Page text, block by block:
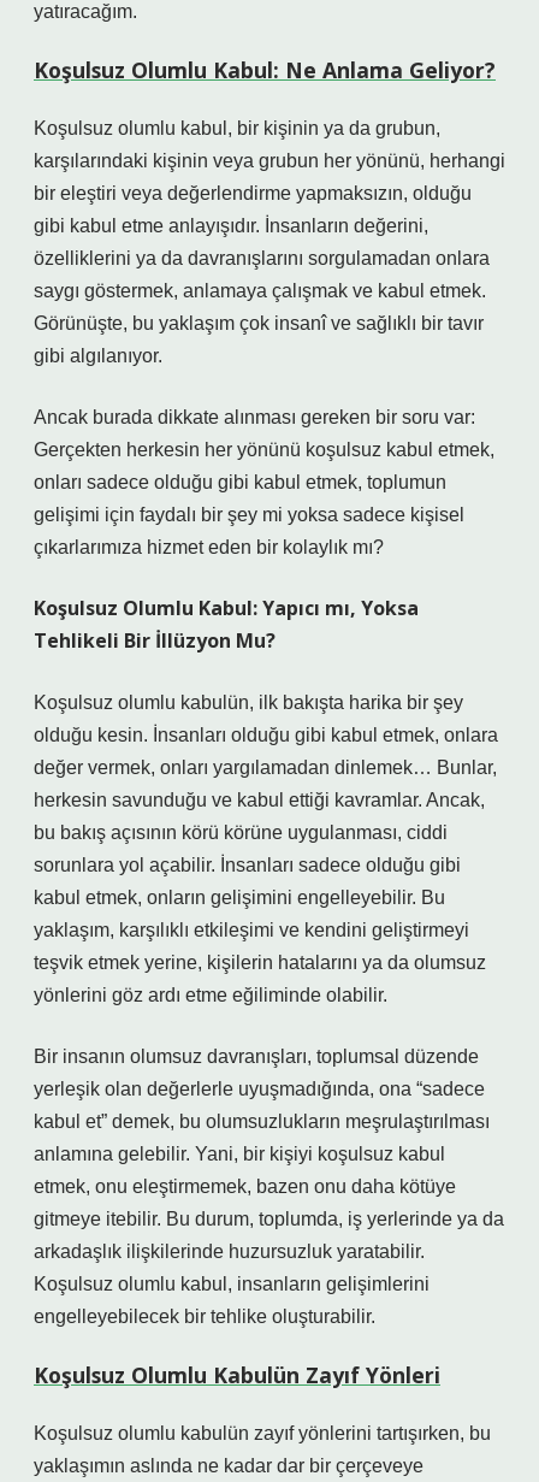
yatıracağım.
Koşulsuz Olumlu Kabul: Ne Anlama Geliyor?
Koşulsuz olumlu kabul, bir kişinin ya da grubun,
karşılarındaki kişinin veya grubun her yönünü, herhangi
bir eleştiri veya değerlendirme yapmaksızın, olduğu
gibi kabul etme anlayışıdır. İnsanların değerini,
özelliklerini ya da davranışlarını sorgulamadan onlara
saygı göstermek, anlamaya çalışmak ve kabul etmek.
Görünüşte, bu yaklaşım çok insanî ve sağlıklı bir tavır
gibi algılanıyor.
Ancak burada dikkate alınması gereken bir soru var:
Gerçekten herkesin her yönünü koşulsuz kabul etmek,
onları sadece olduğu gibi kabul etmek, toplumun
gelişimi için faydalı bir şey mi yoksa sadece kişisel
çıkarlarımıza hizmet eden bir kolaylık mı?
Koşulsuz Olumlu Kabul: Yapıcı mı, Yoksa
Tehlikeli Bir İllüzyon Mu?
Koşulsuz olumlu kabulün, ilk bakışta harika bir şey
olduğu kesin. İnsanları olduğu gibi kabul etmek, onlara
değer vermek, onları yargılamadan dinlemek… Bunlar,
herkesin savunduğu ve kabul ettiği kavramlar. Ancak,
bu bakış açısının körü körüne uygulanması, ciddi
sorunlara yol açabilir. İnsanları sadece olduğu gibi
kabul etmek, onların gelişimini engelleyebilir. Bu
yaklaşım, karşılıklı etkileşimi ve kendini geliştirmeyi
teşvik etmek yerine, kişilerin hatalarını ya da olumsuz
yönlerini göz ardı etme eğiliminde olabilir.
Bir insanın olumsuz davranışları, toplumsal düzende
yerleşik olan değerlerle uyuşmadığında, ona “sadece
kabul et” demek, bu olumsuzlukların meşrulaştırılması
anlamına gelebilir. Yani, bir kişiyi koşulsuz kabul
etmek, onu eleştirmemek, bazen onu daha kötüye
gitmeye itebilir. Bu durum, toplumda, iş yerlerinde ya da
arkadaşlık ilişkilerinde huzursuzluk yaratabilir.
Koşulsuz olumlu kabul, insanların gelişimlerini
engelleyebilecek bir tehlike oluşturabilir.
Koşulsuz Olumlu Kabulün Zayıf Yönleri
Koşulsuz olumlu kabulün zayıf yönlerini tartışırken, bu
yaklaşımın aslında ne kadar dar bir çerçeveye